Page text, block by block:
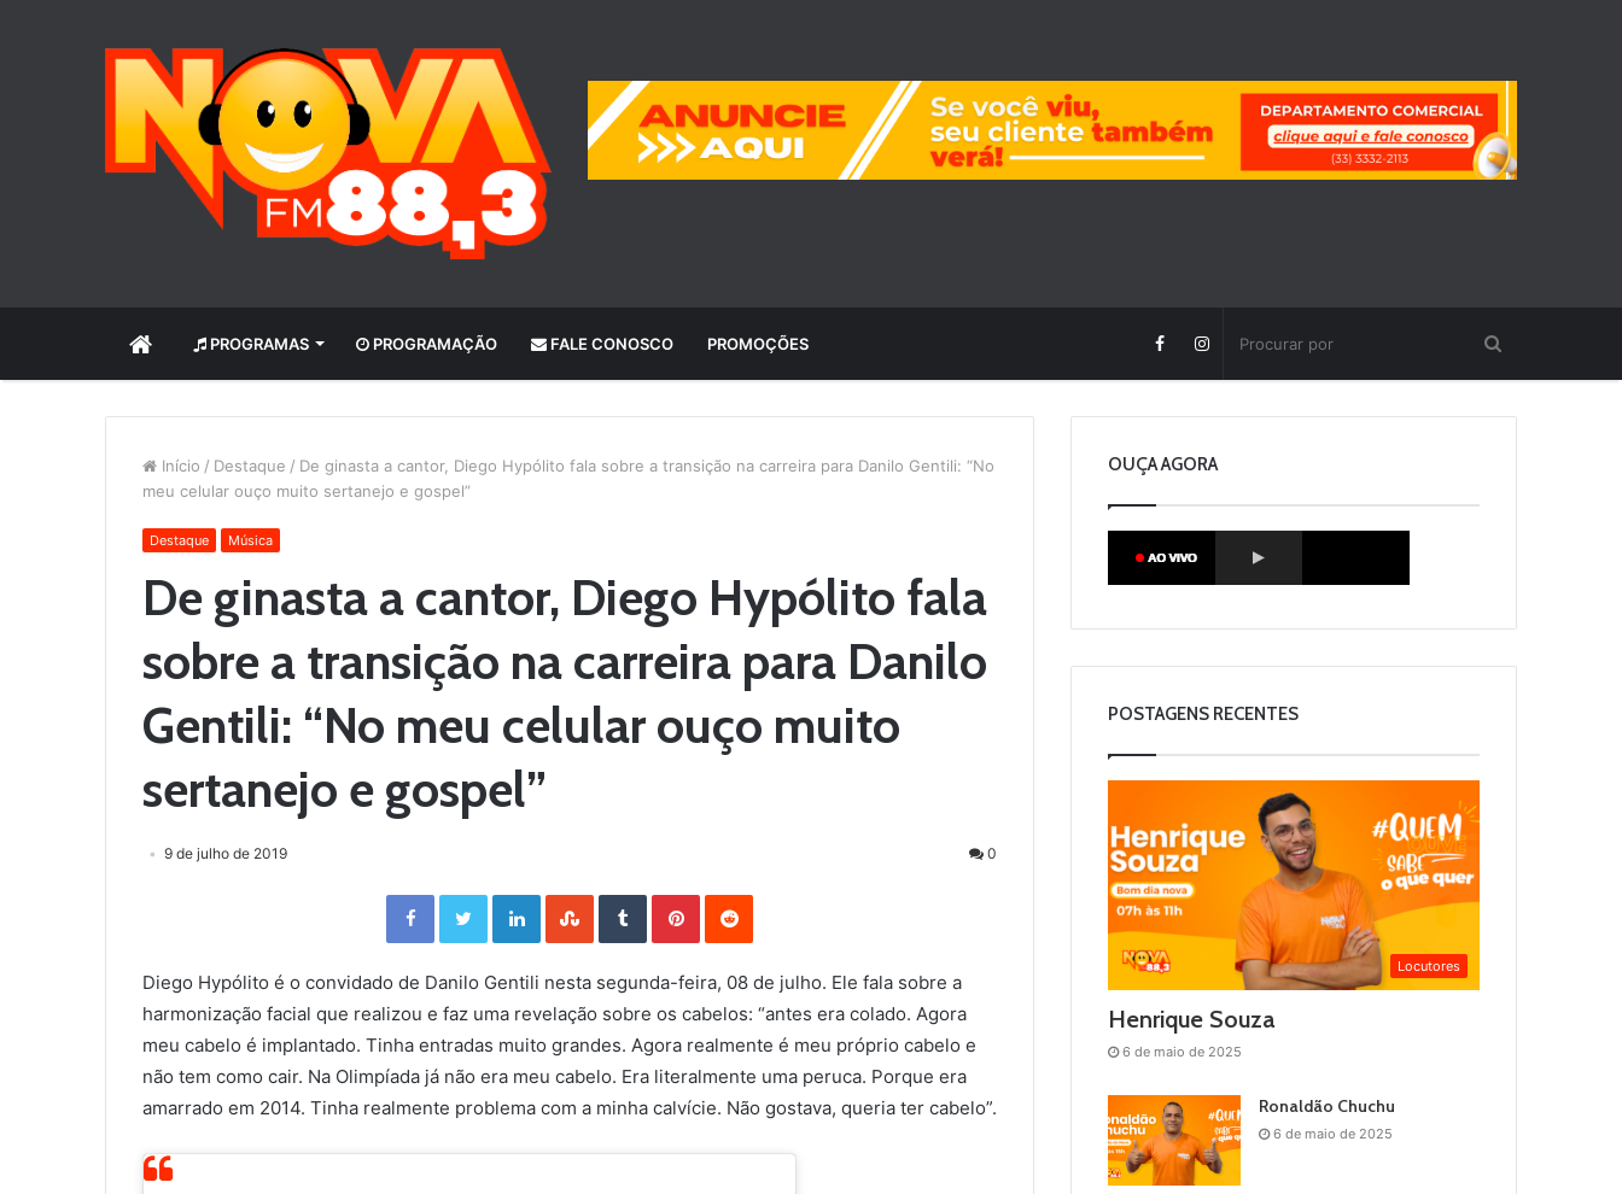
INÍCIO PROGRAMAS PROGRAMAÇÃO FALE CONOSCO PROMOÇÕES
Início / Destaque / De ginasta a cantor, Diego Hypólito fala sobre a transição na carreira para Danilo Gentili: “No
meu celular ouço muito sertanejo e gospel”
Destaque Música
De ginasta a cantor, Diego Hypólito fala
sobre a transição na carreira para Danilo
Gentili: “No meu celular ouço muito
sertanejo e gospel”
9 de julho de 2019 0
Facebook Twitter LinkedIn StumbleUpon Tumblr Pinterest
Diego Hypólito é o convidado de Danilo Gentili nesta segunda-feira, 08 de julho. Ele fala sobre a
harmonização facial que realizou e faz uma revelação sobre os cabelos: “antes era colado. Agora
meu cabelo é implantado. Tinha entradas muito grandes. Agora realmente é meu próprio cabelo e
não tem como cair. Na Olimpíada já não era meu cabelo. Era literalmente uma peruca. Porque era
amarrado em 2014. Tinha realmente problema com a minha calvície. Não gostava, queria ter cabelo”.
OUÇA AGORA
POSTAGENS RECENTES
Locutores
Henrique Souza
6 de maio de 2025
Ronaldão Chuchu
6 de maio de 2025